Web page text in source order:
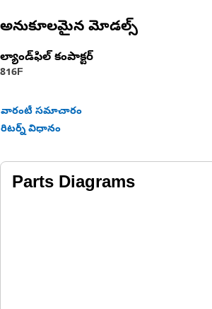
అనుకూలమైన మోడల్స్
ల్యాండ్‌ఫిల్ కంపాక్టర్
816F
వారంటీ సమాచారం
రిటర్న్ విధానం
Parts Diagrams